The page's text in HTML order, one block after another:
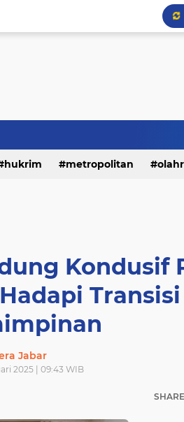
hukrim metropolitan
Kondusif
Transisi
Jabar
2025 | 09:43 WIB
SHARE